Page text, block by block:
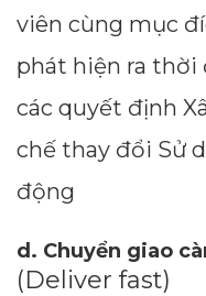
viên cùng mục
phát hiện ra thời
các quyết định
chế thay đổi Sử
động
d. Chuyển giao
(Deliver fast)